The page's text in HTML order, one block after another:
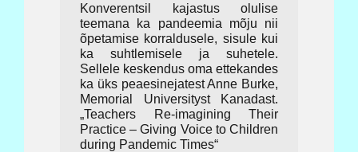
Konverentsil kajastus olulise
teemana ka pandeemia mõju nii
õpetamise korraldusele, sisule kui
ka suhtlemisele ja suhetele.
Sellele keskendus oma ettekandes
ka üks peaesinejatest Anne Burke,
Memorial Universityst Kanadast.
„Teachers Re-imagining Their
Practice – Giving Voice to Children
during Pandemic Times“